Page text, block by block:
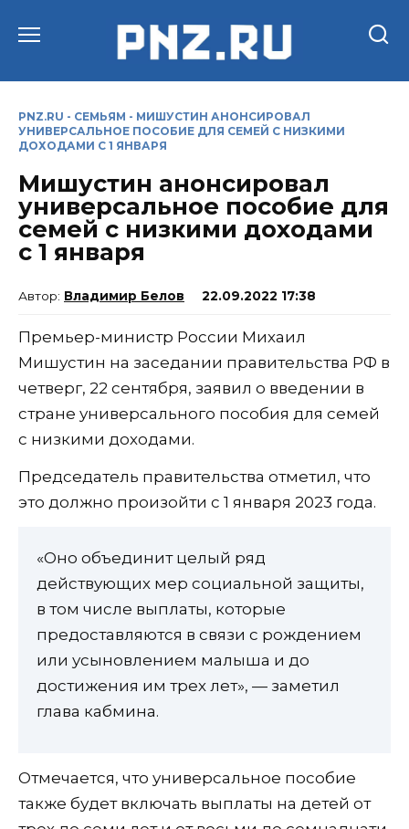
PNZ.RU - СЕМЬЯМ - МИШУСТИН АНОНСИРОВАЛ
УНИВЕРСАЛЬНОЕ ПОСОБИЕ ДЛЯ СЕМЕЙ С НИЗКИМИ
ДОХОДАМИ С 1 ЯНВАРЯ
Мишустин анонсировал
универсальное пособие для
семей с низкими доходами
с 1 января
Владимир Белов 22.09.2022 17:38
Премьер-министр России Михаил
Мишустин на заседании правительства РФ в
четверг, 22 сентября, заявил о введении в
стране универсального пособия для семей
с низкими доходами.
Председатель правительства отметил, что
это должно произойти с 1 января 2023 года.
«Оно объединит целый ряд
действующих мер социальной защиты,
в том числе выплаты, которые
предоставляются в связи с рождением
или усыновлением малыша и до
достижения им трех лет», — заметил
глава кабмина.
Отмечается, что универсальное пособие
также будет включать выплаты на детей от